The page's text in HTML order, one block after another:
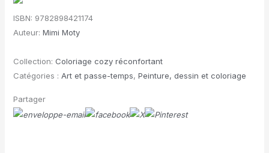
cozy
ISBN: 9782898421174
Auteur:Mimi Moty
Collection:Coloriage cozy réconfortant
Catégories :Art et passe-temps,Peinture, dessin et coloriage
Partager